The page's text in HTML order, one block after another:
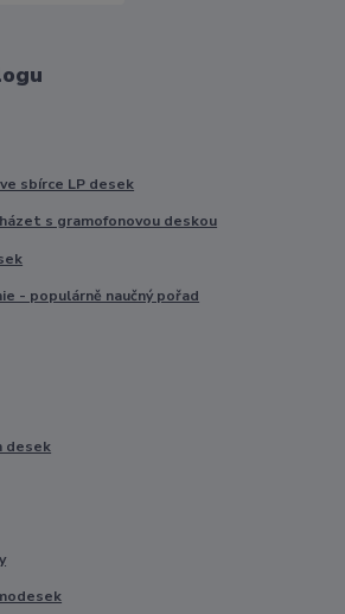
sbírce LP desek
s gramofonovou deskou
- populárně naučný pořad
desek